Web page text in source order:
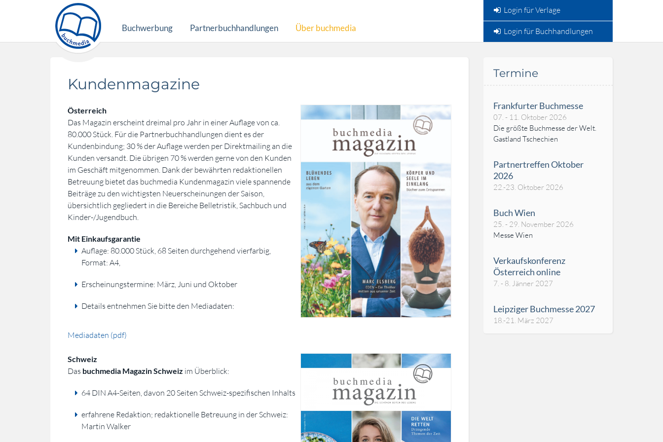
Buchwerbung Partnerbuchhandlungen Über buchmedia
Login für Verlage
Login für Buchhandlungen
Kundenmagazine
Österreich
Das Magazin erscheint dreimal pro Jahr in einer Auflage von ca.
80.000 Stück. Für die Partnerbuchhandlungen dient es der
Kundenbindung; 30 % der Auflage werden per Direktmailing an die
Kunden versandt. Die übrigen 70 % werden gerne von den Kunden
im Geschäft mitgenommen. Dank der bewährten redaktionellen
Betreuung bietet das buchmedia Kundenmagazin viele spannende
Beiträge zu den wichtigsten Neuerscheinungen der Saison,
übersichtlich gegliedert in die Bereiche Belletristik, Sachbuch und
Kinder-/Jugendbuch.
Mit Einkaufsgarantie
Auflage: 80.000 Stück, 68 Seiten durchgehend vierfarbig,
Format: A4,
Erscheinungstermine: März, Juni und Oktober
Details entnehmen Sie bitte den Mediadaten:
Mediadaten (pdf)
Schweiz
Das buchmedia Magazin Schweiz im Überblick:
64 DIN A4-Seiten, davon 20 Seiten Schweiz-spezifischen Inhalts
erfahrene Redaktion; redaktionelle Betreuung in der Schweiz:
Martin Walker
Termine
Frankfurter Buchmesse
07. - 11. Oktober 2026
Die größte Buchmesse der Welt.
Gastland Tschechien
Partnertreffen Oktober
2026
22.-23. Oktober 2026
Buch Wien
25. - 29. November 2026
Messe Wien
Verkaufskonferenz
Österreich online
7. - 8. Jänner 2027
Leipziger Buchmesse 2027
18.-21. März 2027